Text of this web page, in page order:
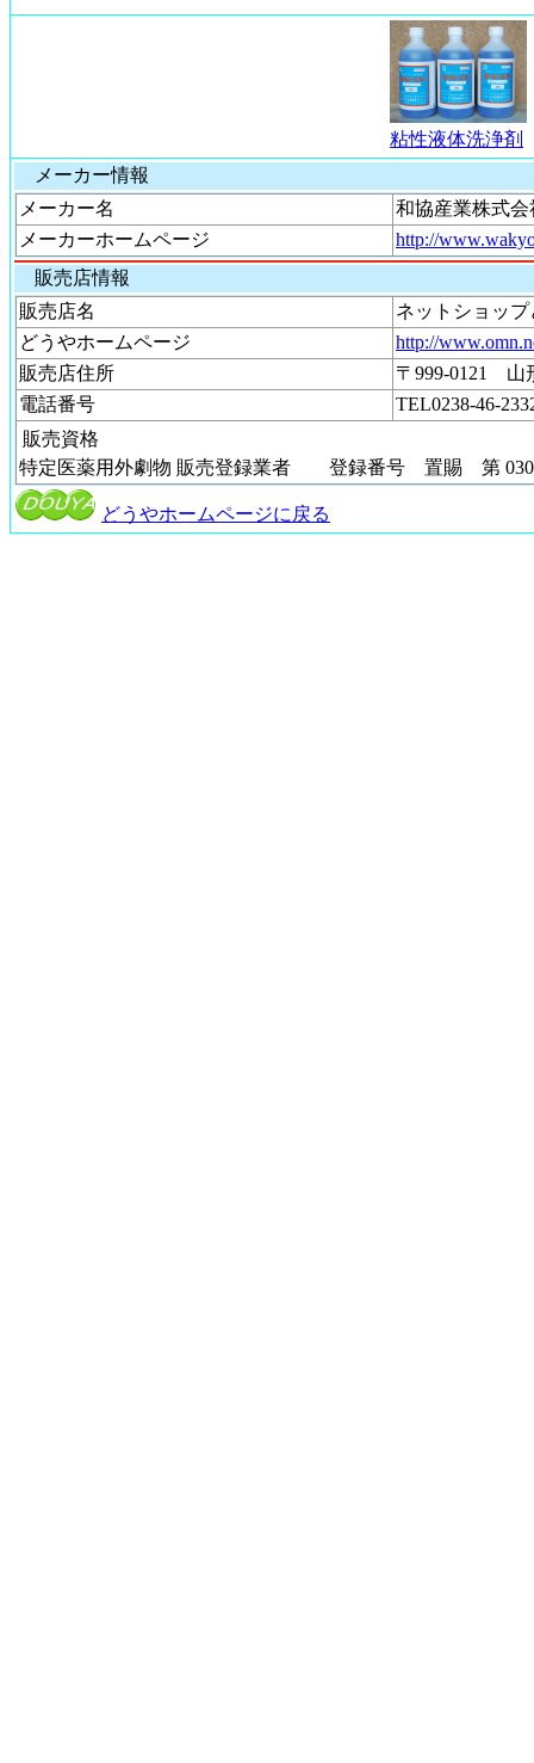
粘性液体洗浄剤
メーカー情報
メーカー名
和協産業株式会
メーカーホームページ
http://
販売店情報
販売店名
ネットショッ
どうやホームページ
http://
販売店住所
〒999-0121 山
電話番号
TEL0238-46-
販売資格
特定医薬用外劇物 販売登録業者 登録番号 置賜 第
どうやホームページに戻る